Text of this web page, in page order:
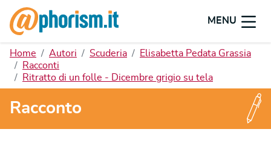
MENU
Home Autori Scuderia
Elisabetta Pedata Grassia
Racconti
Ritratto di un folle - Dicembre grigio su tela
Racconto